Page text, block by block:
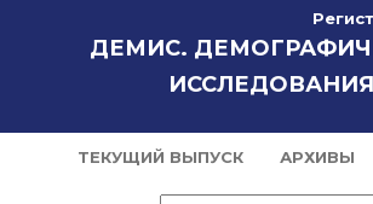
ДЕМИС.
ИССЛЕДОВАНИЯ
ТЕКУЩИЙ ВЫПУСК АРХИВЫ